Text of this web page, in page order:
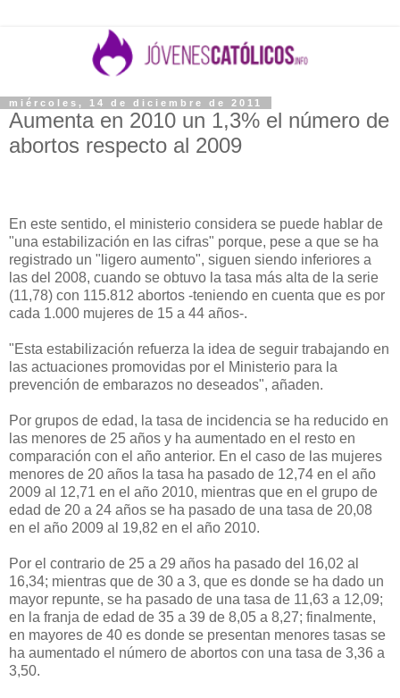
miércoles, 14 de diciembre de 2011
Aumenta en 2010 un 1,3% el número de
abortos respecto al 2009
En este sentido, el ministerio considera se puede hablar de
"una estabilización en las cifras" porque, pese a que se ha
registrado un "ligero aumento", siguen siendo inferiores a
las del 2008, cuando se obtuvo la tasa más alta de la serie
(11,78) con 115.812 abortos -teniendo en cuenta que es por
cada 1.000 mujeres de 15 a 44 años-.
"Esta estabilización refuerza la idea de seguir trabajando en
las actuaciones promovidas por el Ministerio para la
prevención de embarazos no deseados", añaden.
Por grupos de edad, la tasa de incidencia se ha reducido en
las menores de 25 años y ha aumentado en el resto en
comparación con el año anterior. En el caso de las mujeres
menores de 20 años la tasa ha pasado de 12,74 en el año
2009 al 12,71 en el año 2010, mientras que en el grupo de
edad de 20 a 24 años se ha pasado de una tasa de 20,08
en el año 2009 al 19,82 en el año 2010.
Por el contrario de 25 a 29 años ha pasado del 16,02 al
16,34; mientras que de 30 a 3, que es donde se ha dado un
mayor repunte, se ha pasado de una tasa de 11,63 a 12,09;
en la franja de edad de 35 a 39 de 8,05 a 8,27; finalmente,
en mayores de 40 es donde se presentan menores tasas se
ha aumentado el número de abortos con una tasa de 3,36 a
3,50.